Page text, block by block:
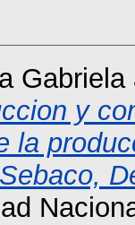
Gabriela
y
la